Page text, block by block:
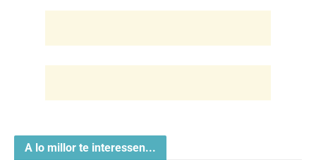
A lo millor te interessen...